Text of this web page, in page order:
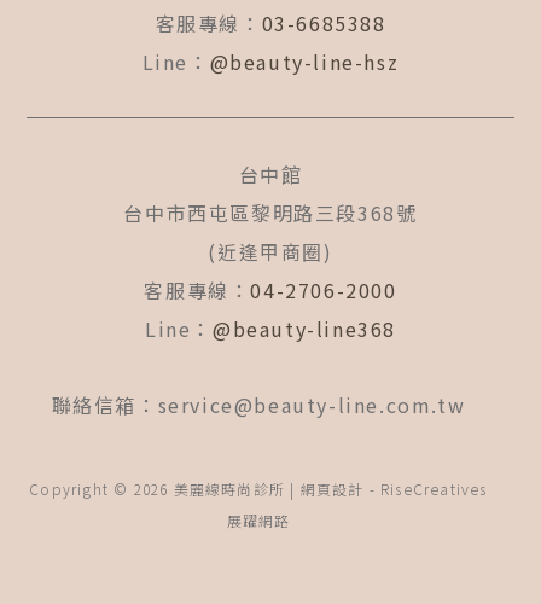
客服專線： 03-6685388
Line： @beauty-line-hsz
台中館
台中市西屯區黎明路三段368號
(近逢甲商圈)
客服專線：04-2706-2000
Line： @beauty-line368
聯絡信箱： service@beauty-line.com.tw
Copyright © 2026 美麗線時尚診所 | 網頁設計 - RiseCreatives
展躍網路